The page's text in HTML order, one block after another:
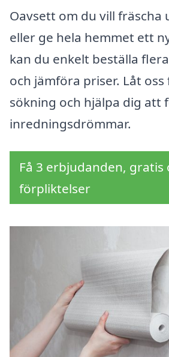
Oavsett om du vill fräscha
eller ge hela hemmet ett
kan du enkelt beställa
och jämföra priser. Låt
sökning och hjälpa dig att
inredningsdrömmar.
Få 3 erbjudanden, gratis
förpliktelser